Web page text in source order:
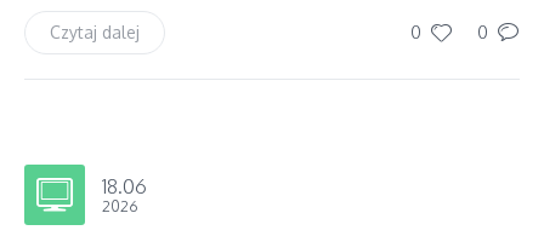
0 0
Czytaj dalej
18.06
2026